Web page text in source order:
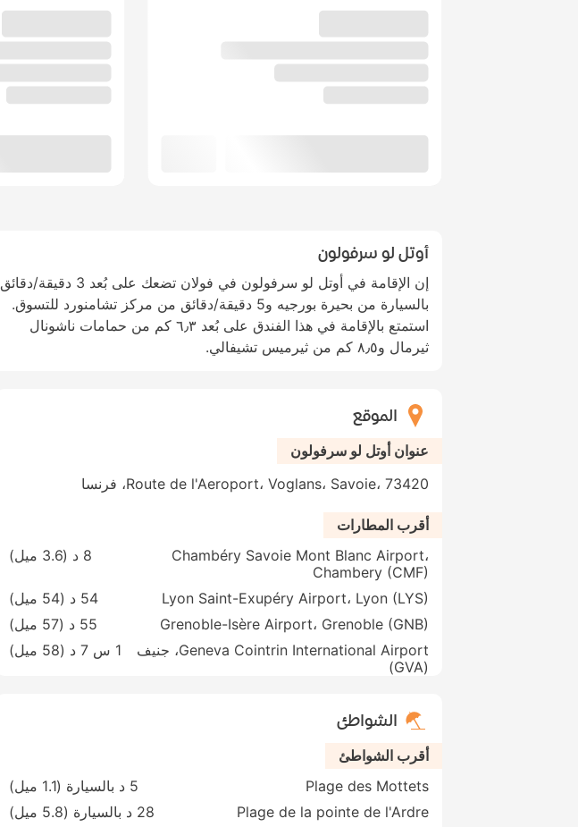
أوتل لو سرفولون
إن الإقامة في أوتل لو سرفولون في فولان تضعك على بُعد 3 دقيقة/دقائق
بالسيارة من بحيرة بورجيه و5 دقيقة/دقائق من مركز تشامنورد للتسوق.
استمتع بالإقامة في هذا الفندق على بُعد ٦٫٣ كم من حمامات ناشونال
ثيرمال و٨٫٥ كم من ثيرميس تشيفالي.
الموقع
عنوان أوتل لو سرفولون
Route de l'Aeroport، Voglans، Savoie، 73420، فرنسا
أقرب المطارات
Chambéry Savoie Mont Blanc Airport،
Chambery (CMF)
8 د ( 3.6 ميل )
Lyon Saint-Exupéry Airport، Lyon (LYS) 54 د ( 54 ميل
)
Grenoble-Isère Airport، Grenoble (GNB)
55 د ( 57 ميل
)
Geneva Cointrin International Airport، جنيف
(GVA)
1 س 7 د ( 58 ميل )
الشواطئ
أقرب الشواطئ
Plage des Mottets
5 د بالسيارة (1.1 ميل)
Plage de la pointe de l'Ardre
28 د بالسيارة (5.8 ميل)